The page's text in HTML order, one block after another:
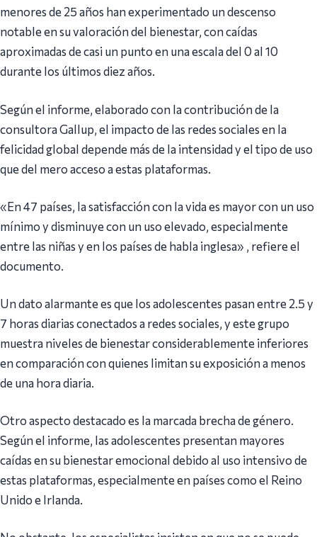
menores de 25 años han experimentado un descenso
notable en su valoración del bienestar, con caídas
aproximadas de casi un punto en una escala del 0 al 10
durante los últimos diez años.
Según el informe, elaborado con la contribución de la
consultora Gallup, el impacto de las redes sociales en la
felicidad global depende más de la intensidad y el tipo de uso
que del mero acceso a estas plataformas.
«En 47 países, la satisfacción con la vida es mayor con un uso
mínimo y disminuye con un uso elevado, especialmente
entre las niñas y en los países de habla inglesa» , refiere el
documento.
Un dato alarmante es que los adolescentes pasan entre 2.5 y
7 horas diarias conectados a redes sociales, y este grupo
muestra niveles de bienestar considerablemente inferiores
en comparación con quienes limitan su exposición a menos
de una hora diaria.
Otro aspecto destacado es la marcada brecha de género.
Según el informe, las adolescentes presentan mayores
caídas en su bienestar emocional debido al uso intensivo de
estas plataformas, especialmente en países como el Reino
Unido e Irlanda.